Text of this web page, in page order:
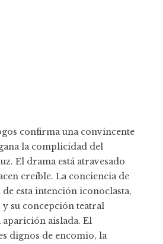
confirma una convincente
la complicidad del
El drama está atravesado
creíble. La conciencia de
esta intención iconoclasta,
su concepción teatral
aislada. El
dignos de encomio, la